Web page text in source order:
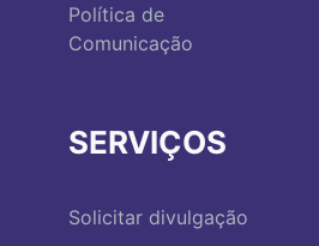
Política de
Comunicação
SERVIÇOS
Solicitar divulgação